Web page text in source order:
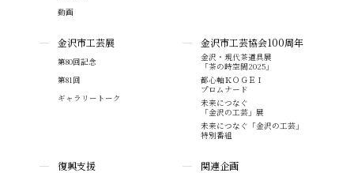
動画
金沢市工芸展
第80回記念
第81回
ギャラリートーク
金沢市工芸協会100周年
金沢・現代茶道具展
「茶の時空間2025」
都心軸ＫＯＧＥＩ
プロムナード
未来につなぐ
「金沢の工芸」展
未来につなぐ「金沢の工芸」
特別番組
復興支援 関連企画